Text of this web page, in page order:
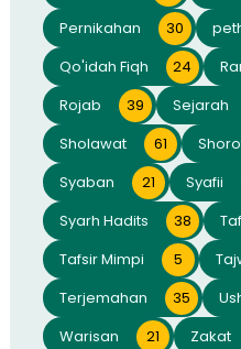
Pernikahan
30
Qo'idah Fiqh
24
Rojab
39 Sejarah
Sholawat
61
Syaban
21 Syafii
Syarh Hadits
38
Tafsir Mimpi
5
Terjemahan
35
Warisan
21 Zakat